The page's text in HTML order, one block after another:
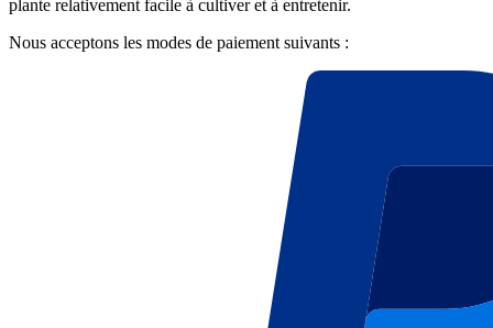
plante relativement facile à cultiver et à entretenir.
Nous acceptons les modes de paiement suivants :